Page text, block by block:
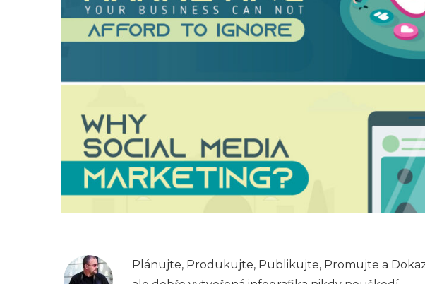
Plánujte, Produkujte, Publikujte, Promujte a